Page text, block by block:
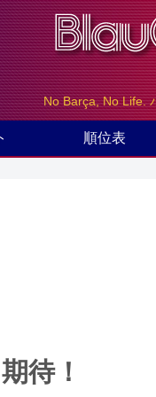
No Barça, No Life.
順位表
待！